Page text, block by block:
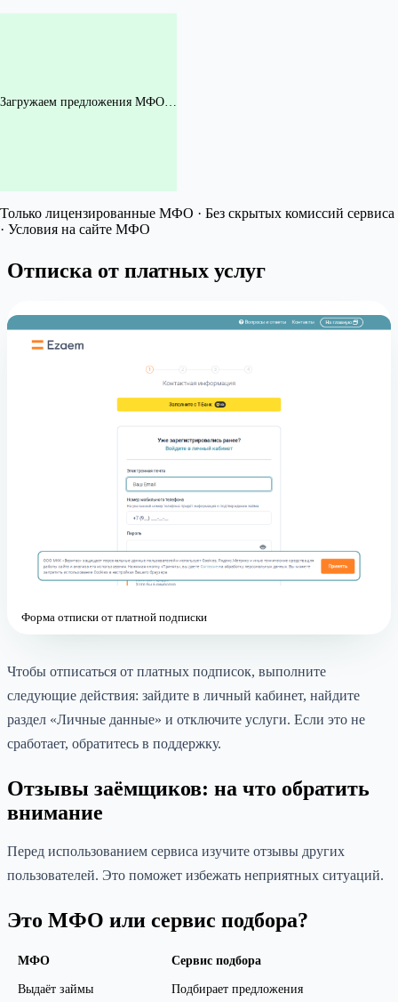
Загружаем предложения МФО…
Только лицензированные МФО · Без скрытых комиссий сервиса
· Условия на сайте МФО
Отписка от платных услуг
Форма отписки от платной подписки
Чтобы отписаться от платных подписок, выполните
следующие действия: зайдите в личный кабинет, найдите
раздел «Личные данные» и отключите услуги. Если это не
сработает, обратитесь в поддержку.
Отзывы заёмщиков: на что обратить
внимание
Перед использованием сервиса изучите отзывы других
пользователей. Это поможет избежать неприятных ситуаций.
Это МФО или сервис подбора?
МФО Сервис подбора
Выдаёт займы Подбирает предложения